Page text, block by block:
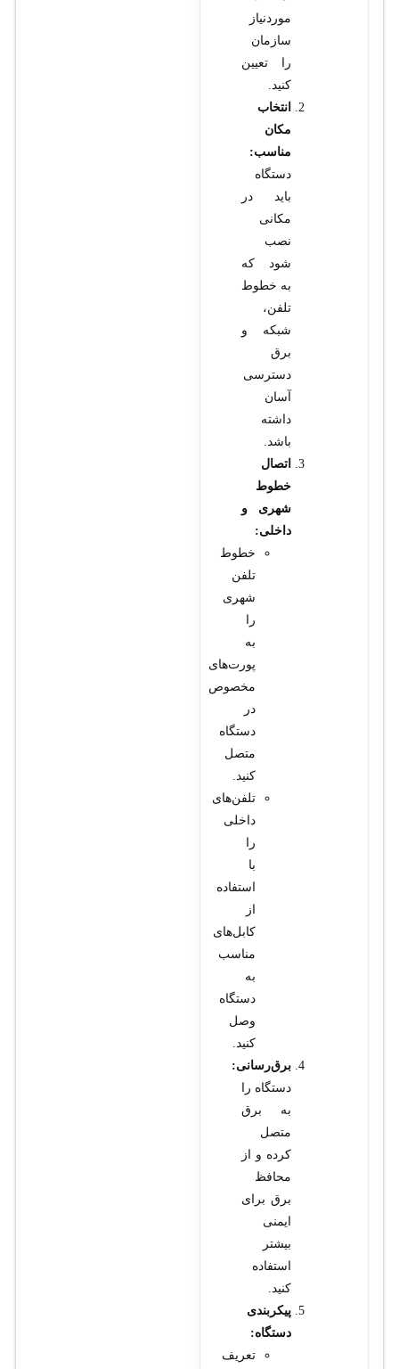
موردنیاز
سازمان
را تعیین
کنید.
انتخاب
مکان
مناسب:
دستگاه
باید در
مکانی
نصب
شود که
به خطوط
تلفن،
شبکه و
برق
دسترسی
آسان
داشته
باشد.
اتصال
خطوط
شهری و
داخلی:
خطوط
تلفن
شهری
را
به
پورت‌های
مخصوص
در
دستگاه
متصل
کنید.
تلفن‌های
داخلی
را
با
استفاده
از
کابل‌های
مناسب
به
دستگاه
وصل
کنید.
برق‌رسانی:
دستگاه را
به برق
متصل
کرده و از
محافظ
برق برای
ایمنی
بیشتر
استفاده
کنید.
پیکربندی
دستگاه:
تعریف